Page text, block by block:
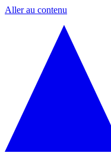
Aller au contenu